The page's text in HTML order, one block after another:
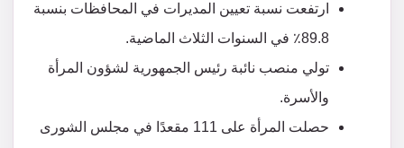
ارتفعت نسبة تعيين المديرات في المحافظات بنسبة
89.8٪ في السنوات الثلاث الماضية.
تولي منصب نائبة رئيس الجمهورية لشؤون المرأة
والأسرة.
حصلت المرأة على 111 مقعدًا في مجلس الشورى